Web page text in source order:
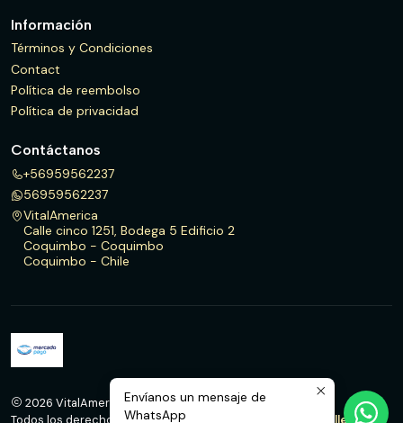
Información
Términos y Condiciones
Contact
Política de reembolso
Política de privacidad
Contáctanos
+56959562237
56959562237
VitalAmerica
Calle cinco 1251, Bodega 5 Edificio 2
Coquimbo - Coquimbo
Coquimbo - Chile
2026 VitalAmerica.
Todos los derechos reservados.
Desarrollado por Jumpseller
Envíanos un mensaje de
WhatsApp